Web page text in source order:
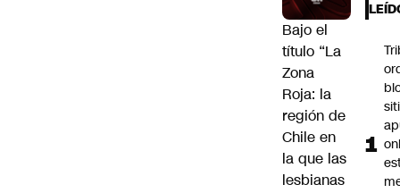
Bajo el
título “La
Zona
Roja: la
región de
Chile en
la que las
lesbianas